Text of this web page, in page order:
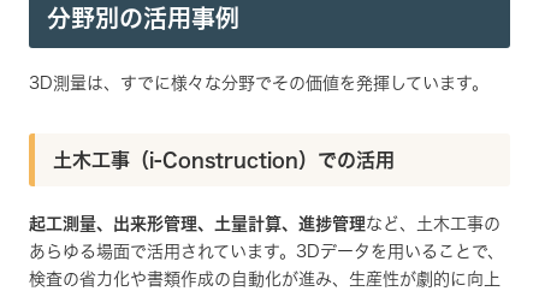
分野別の活用事例
3D測量は、すでに様々な分野でその価値を発揮しています。
土木工事（i-Construction）での活用
起工測量、出来形管理、土量計算、進捗管理など、土木工事の
あらゆる場面で活用されています。3Dデータを用いることで、
検査の省力化や書類作成の自動化が進み、生産性が劇的に向上